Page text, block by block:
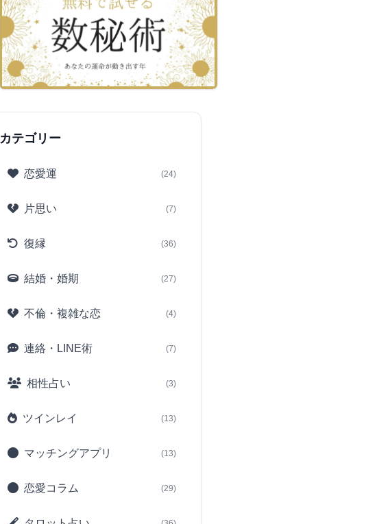
カテゴリー
恋愛運 (24)
片思い (7)
復縁 (36)
結婚・婚期 (27)
不倫・複雑な恋 (4)
連絡・LINE術 (7)
相性占い (3)
ツインレイ (13)
マッチングアプリ (13)
恋愛コラム (29)